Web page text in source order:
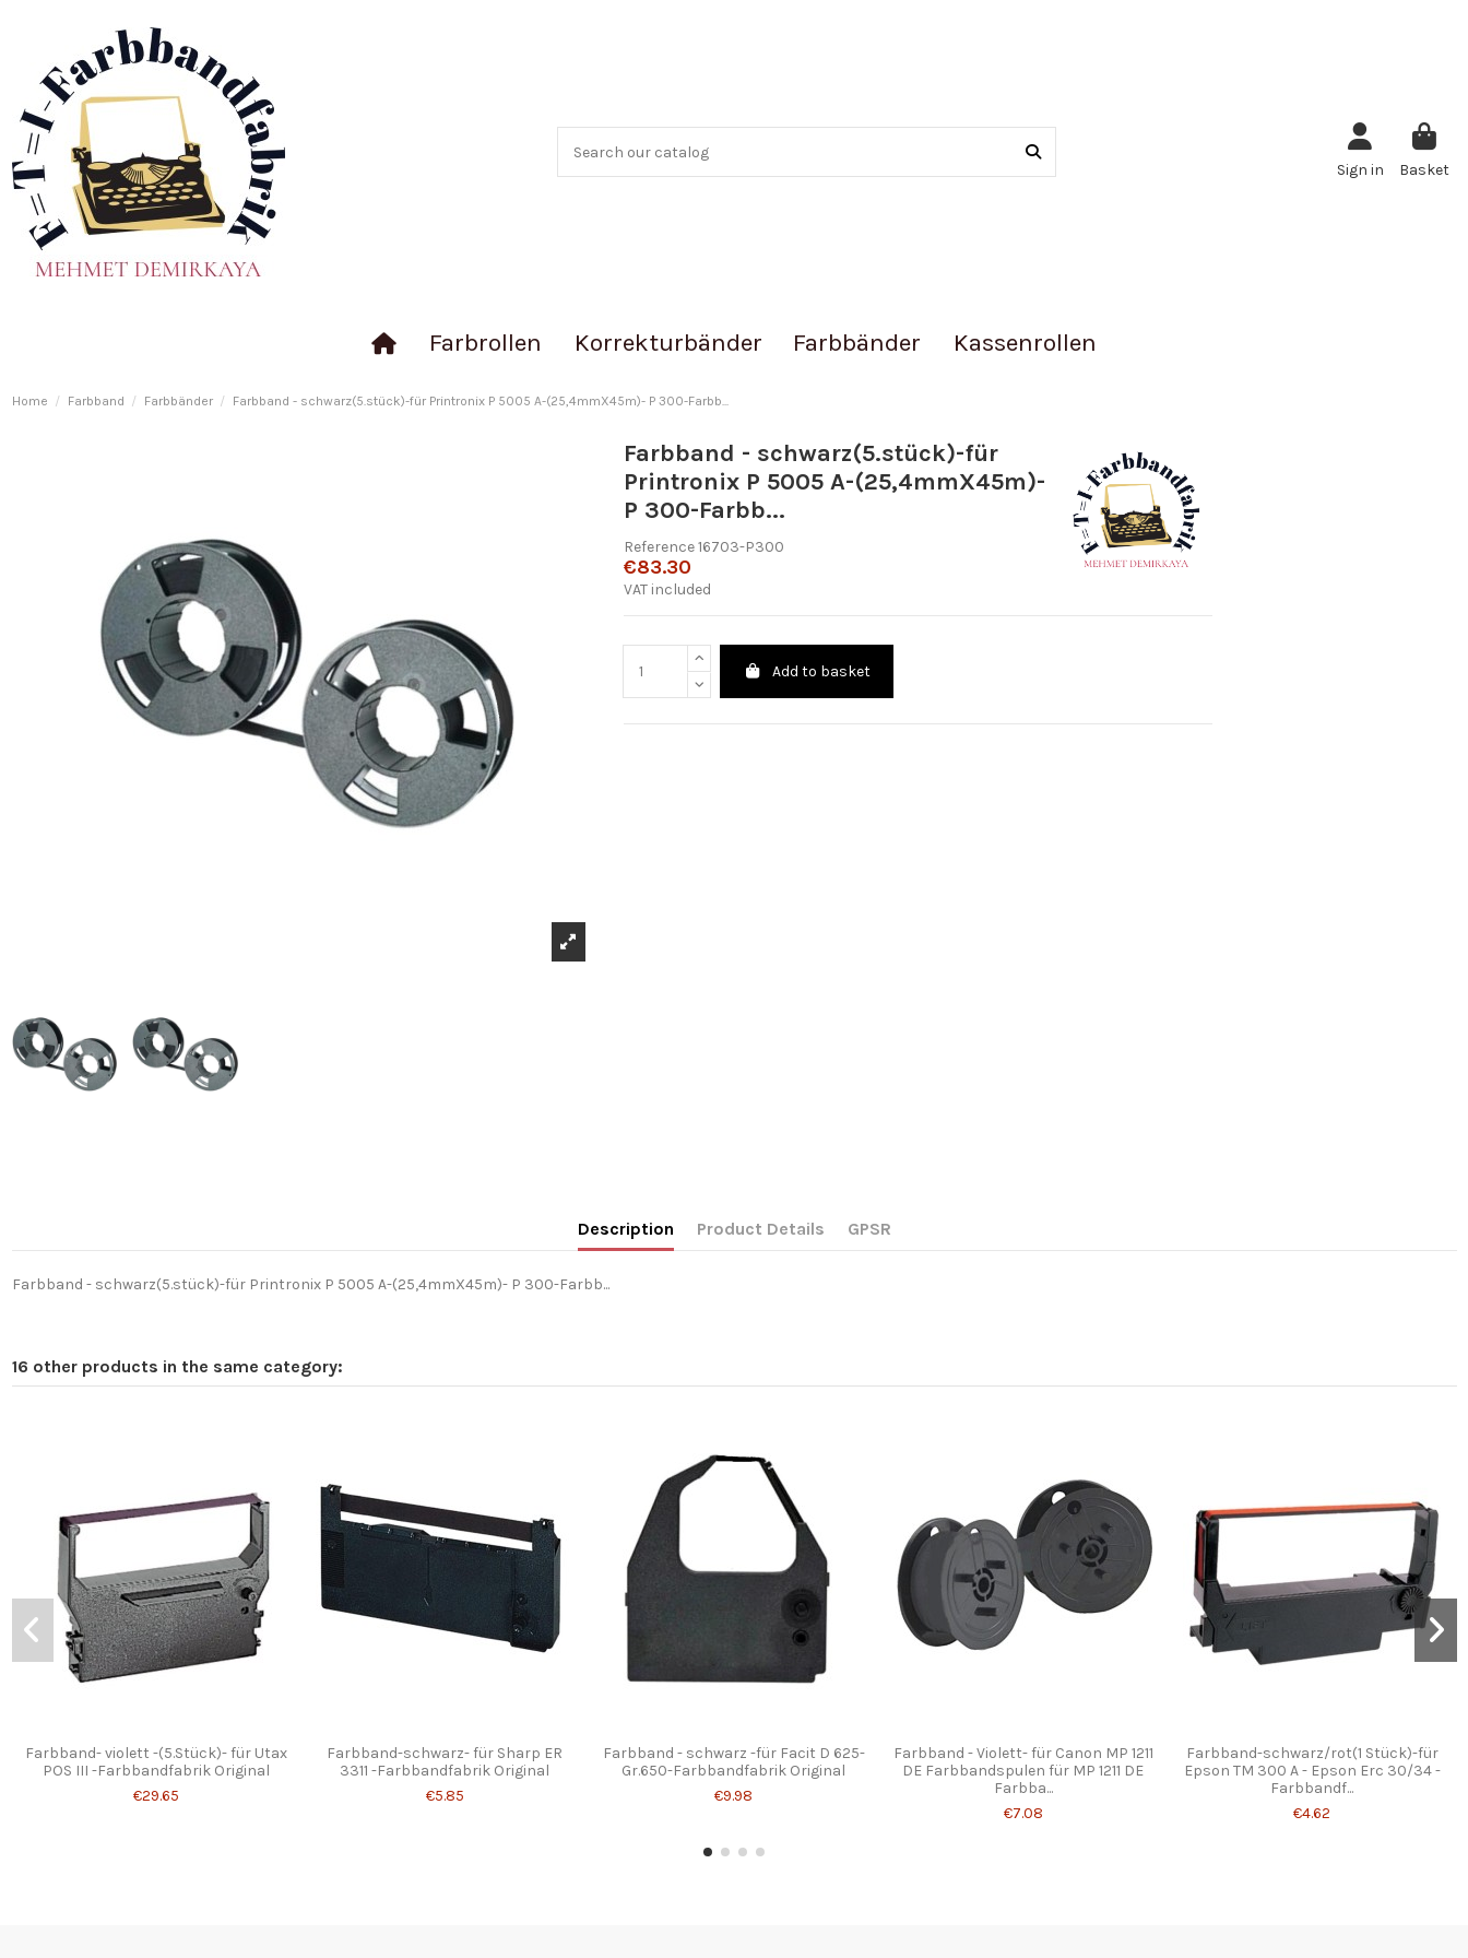
Sign in Basket
Farbrollen Korrekturbänder Farbbänder Kassenrollen
Home Farbband Farbbänder Farbband - schwarz(5.stück)-für Printronix P 5005 A-(25,4mmX45m)- P 300-Farbb...
Farbband - schwarz(5.stück)-für
Printronix P 5005 A-(25,4mmX45m)-
P 300-Farbb...
Reference 16703-P300
€83.30
VAT included
Add to basket
Description Product Details GPSR
Farbband - schwarz(5.stück)-für Printronix P 5005 A-(25,4mmX45m)- P 300-Farbb...
16 other products in the same category:
Farbband- violett -(5.Stück)- für Utax
POS III -Farbbandfabrik Original
€29.65
Farbband-schwarz- für Sharp ER
3311 -Farbbandfabrik Original
€5.85
Farbband - schwarz -für Facit D 625-
Gr.650-Farbbandfabrik Original
€9.98
Farbband - Violett- für Canon MP 1211
DE Farbbandspulen für MP 1211 DE
Farbba...
€7.08
Farbband-schwarz/rot(1 Stück)-für
Epson TM 300 A - Epson Erc 30/34 -
Farbbandf...
€4.62